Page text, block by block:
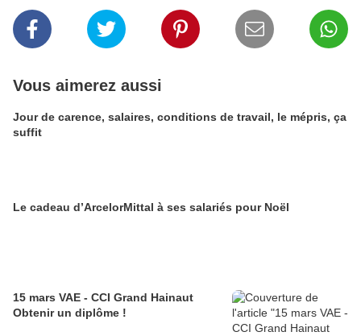
Vous aimerez aussi
Jour de carence, salaires, conditions de travail, le mépris, ça
suffit
Le cadeau d’ArcelorMittal à ses salariés pour Noël
15 mars VAE - CCI Grand Hainaut
Obtenir un diplôme !